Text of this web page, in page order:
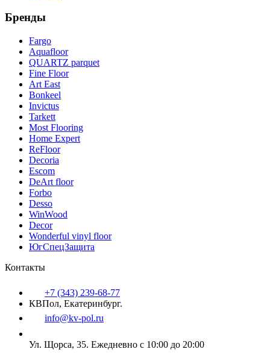
Бренды
Fargo
Aquafloor
QUARTZ parquet
Fine Floor
Art East
Bonkeel
Invictus
Tarkett
Most Flooring
Home Expert
ReFloor
Decoria
Escom
DeArt floor
Forbo
Desso
WinWood
Decor
Wonderful vinyl floor
ЮгСпецЗащита
Контакты
+7 (343) 239-68-77
КВПол, Екатеринбург.
info@kv-pol.ru
Ул. Щорса, 35. Ежедневно с 10:00 до 20:00